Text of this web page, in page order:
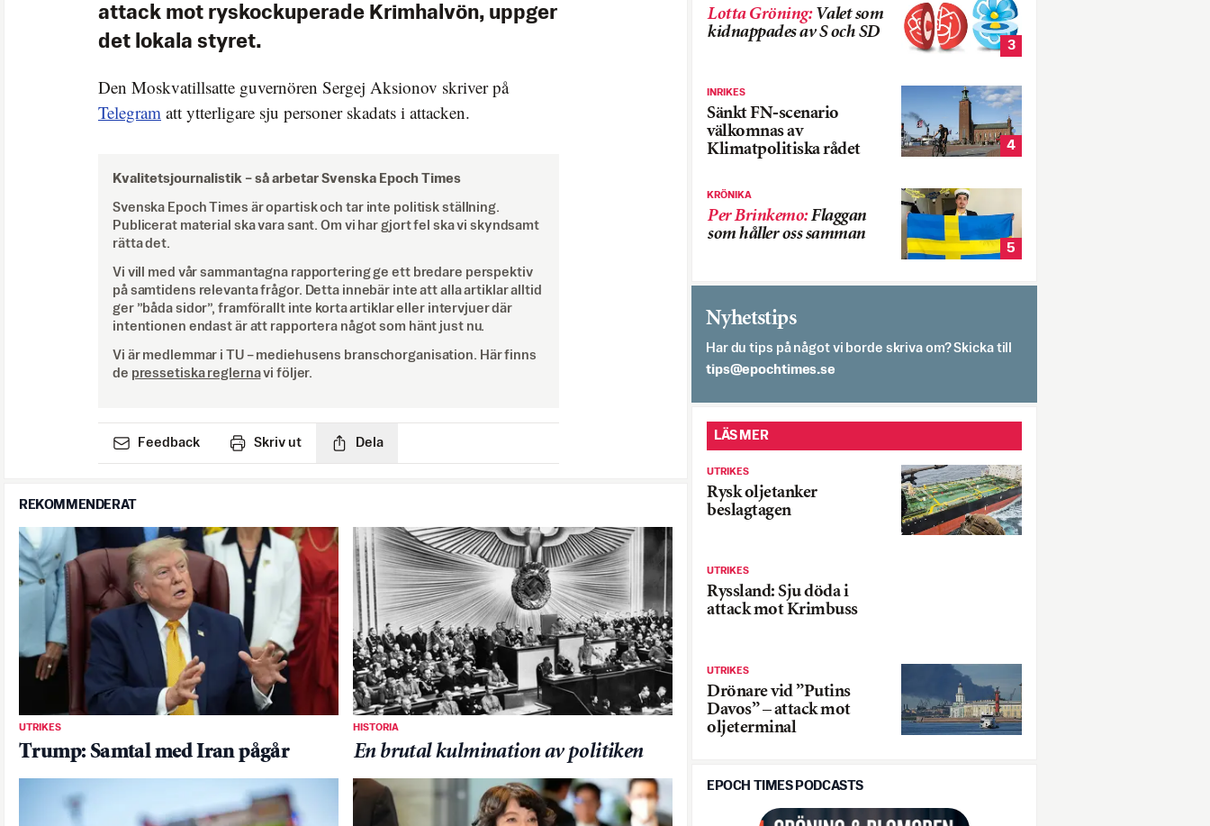
attack mot ryskockuperade Krimhalvön, uppger
det lokala styret.
Den Moskvatillsatte guvernören Sergej Aksionov skriver på
Telegram att ytterligare sju personer skadats i attacken.
Kvalitetsjournalistik – så arbetar Svenska Epoch Times
Svenska Epoch Times är opartisk och tar inte politisk ställning.
Publicerat material ska vara sant. Om vi har gjort fel ska vi skyndsamt
rätta det.
Vi vill med vår sammantagna rapportering ge ett bredare perspektiv
på samtidens relevanta frågor. Detta innebär inte att alla artiklar alltid
ger ”båda sidor”, framförallt inte korta artiklar eller intervjuer där
intentionen endast är att rapportera något som hänt just nu.
Vi är medlemmar i TU – mediehusens branschorganisation. Här finns
de pressetiska reglernavi följer.
Feedback Skriv ut Dela
REKOMMENDERAT
UTRIKES
Trump: Samtal med Iran pågår
HISTORIA
En brutal kulmination av politiken
Lotta Gröning: Valet som
kidnappades av S och SD
3
INRIKES
Sänkt FN-scenario
välkomnas av
Klimatpolitiska rådet
4
KRÖNIKA
Per Brinkemo:Flaggan
som håller oss samman
5
Nyhetstips
Har du tips på något vi borde skriva om? Skicka till
es.semithcope@spit
LÄS MER
UTRIKES
Rysk oljetanker
beslagtagen
UTRIKES
Ryssland: Sju döda i
attack mot Krimbuss
UTRIKES
Drönare vid ”Putins
Davos” – attack mot
oljeterminal
EPOCH TIMES PODCASTS